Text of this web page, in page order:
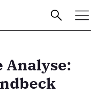
Analyse: